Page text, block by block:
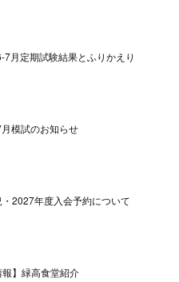
7月定期試験結果とふりかえり
模試のお知らせ
・2027年度入会予約について
報】緑高食堂紹介